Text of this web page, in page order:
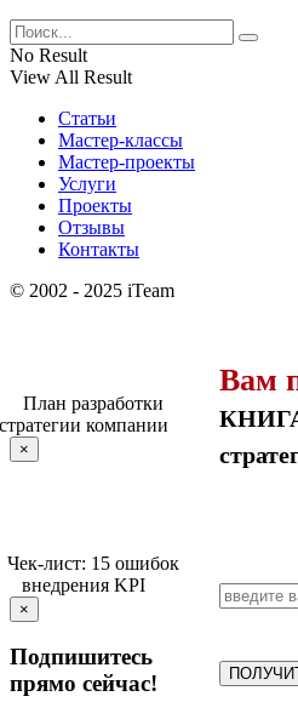
No Result
View All Result
Статьи
Мастер-классы
Мастер-проекты
Услуги
Проекты
Отзывы
Контакты
© 2002 - 2025 iTeam
Вам
КНИГА
×
×
Подпишитесь
прямо сейчас!